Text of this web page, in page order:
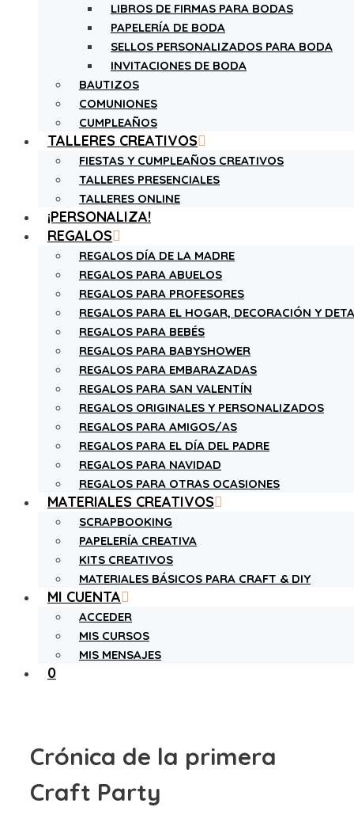
LIBROS DE FIRMAS PARA BODAS
PAPELERÍA DE BODA
SELLOS PERSONALIZADOS PARA BODA
INVITACIONES DE BODA
BAUTIZOS
COMUNIONES
CUMPLEAÑOS
TALLERES CREATIVOS
FIESTAS Y CUMPLEAÑOS CREATIVOS
TALLERES PRESENCIALES
TALLERES ONLINE
¡PERSONALIZA!
REGALOS
REGALOS DÍA DE LA MADRE
REGALOS PARA ABUELOS
REGALOS PARA PROFESORES
REGALOS PARA EL HOGAR, DECORACIÓN Y
REGALOS PARA BEBÉS
REGALOS PARA BABYSHOWER
REGALOS PARA EMBARAZADAS
REGALOS PARA SAN VALENTÍN
REGALOS ORIGINALES Y PERSONALIZADOS
REGALOS PARA AMIGOS/AS
REGALOS PARA EL DÍA DEL PADRE
REGALOS PARA NAVIDAD
REGALOS PARA OTRAS OCASIONES
MATERIALES CREATIVOS
SCRAPBOOKING
PAPELERÍA CREATIVA
KITS CREATIVOS
MATERIALES BÁSICOS PARA CRAFT & DIY
MI CUENTA
ACCEDER
MIS CURSOS
MIS MENSAJES
0
Crónica de la primera
Craft Party